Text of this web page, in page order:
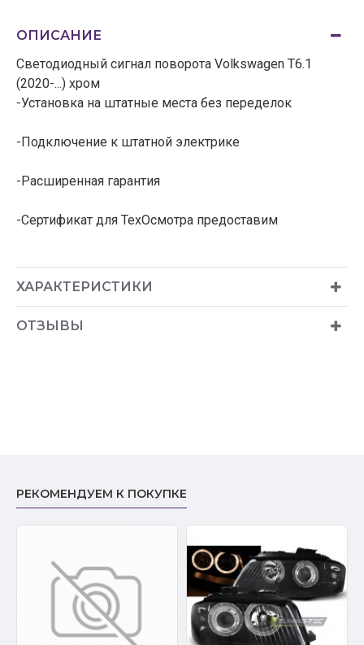
ОПИСАНИЕ
Светодиодный сигнал поворота Volkswagen T6.1
(2020-...) хром
-Установка на штатные места без переделок
-Подключение к штатной электрике
-Расширенная гарантия
-Сертификат для ТехОсмотра предоставим
ХАРАКТЕРИСТИКИ
ОТЗЫВЫ
РЕКОМЕНДУЕМ К ПОКУПКЕ